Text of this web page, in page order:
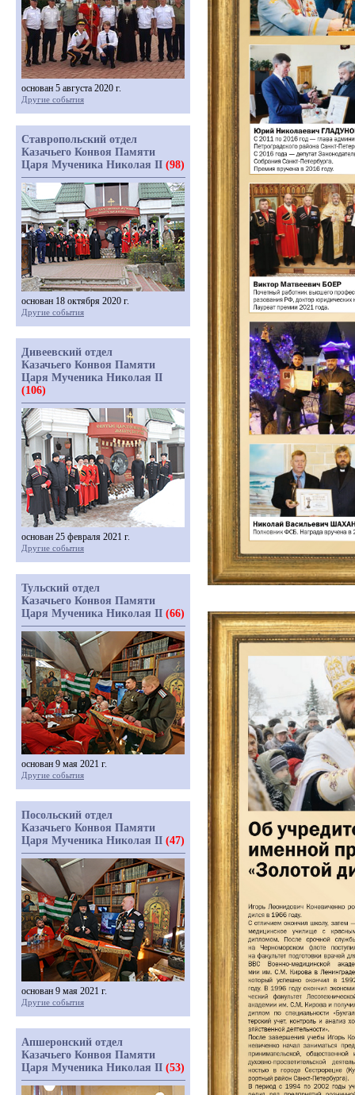
основан 5 августа 2020 г.
Другие события
Ставропольский отдел
Казачьего Конвоя Памяти
Царя Мученика Николая II (98)
основан 18 октября 2020 г.
Другие события
Дивеевский отдел
Казачьего Конвоя Памяти
Царя Мученика Николая II
(106)
основан 25 февраля 2021 г.
Другие события
Тульский отдел
Казачьего Конвоя Памяти
Царя Мученика Николая II (66)
основан 9 мая 2021 г.
Другие события
Посольский отдел
Казачьего Конвоя Памяти
Царя Мученика Николая II (47)
основан 9 мая 2021 г.
Другие события
Апшеронский отдел
Казачьего Конвоя Памяти
Царя Мученика Николая II (53)